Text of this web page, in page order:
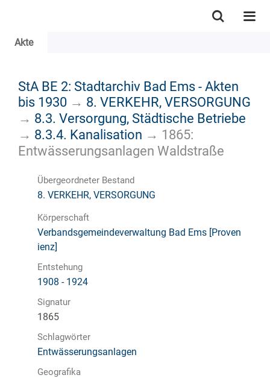
Akte
StA BE 2: Stadtarchiv Bad Ems - Akten
bis 1930 → 8. VERKEHR, VERSORGUNG
→ 8.3. Versorgung, Städtische Betriebe
→ 8.3.4. Kanalisation → 1865:
Entwässerungsanlagen Waldstraße
Übergeordneter Bestand
8. VERKEHR, VERSORGUNG
Körperschaft
Verbandsgemeindeverwaltung Bad Ems [Proven
ienz]
Entstehung
1908 - 1924
Signatur
1865
Schlagwörter
Entwässerungsanlagen
Geografika